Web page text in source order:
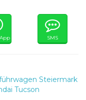
SMS
Steiermark
Tucson